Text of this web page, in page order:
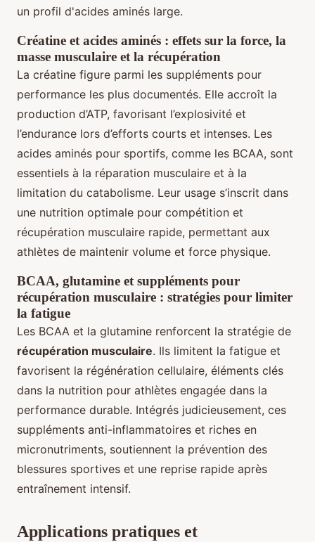
un profil d'acides aminés large.
Créatine et acides aminés : effets sur la force, la
masse musculaire et la récupération
La créatine figure parmi les suppléments pour
performance les plus documentés. Elle accroît la
production d’ATP, favorisant l’explosivité et
l’endurance lors d’efforts courts et intenses. Les
acides aminés pour sportifs, comme les BCAA, sont
essentiels à la réparation musculaire et à la
limitation du catabolisme. Leur usage s’inscrit dans
une nutrition optimale pour compétition et
récupération musculaire rapide, permettant aux
athlètes de maintenir volume et force physique.
BCAA, glutamine et suppléments pour
récupération musculaire : stratégies pour limiter
la fatigue
Les BCAA et la glutamine renforcent la stratégie de
récupération musculaire. Ils limitent la fatigue et
favorisent la régénération cellulaire, éléments clés
dans la nutrition pour athlètes engagée dans la
performance durable. Intégrés judicieusement, ces
suppléments anti-inflammatoires et riches en
micronutriments, soutiennent la prévention des
blessures sportives et une reprise rapide après
entraînement intensif.
Applications pratiques et